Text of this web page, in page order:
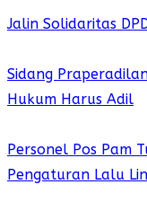
Jalin Solidaritas
Sidang
Hukum Harus Adil
Personel Pos Pam
Pengaturan Lalu